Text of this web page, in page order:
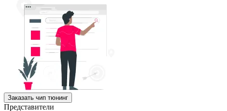
Заказать чип тюнинг
Представители